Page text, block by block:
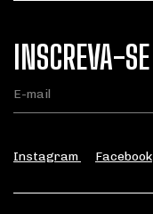
INSCREVA-SE
Instagram Facebook